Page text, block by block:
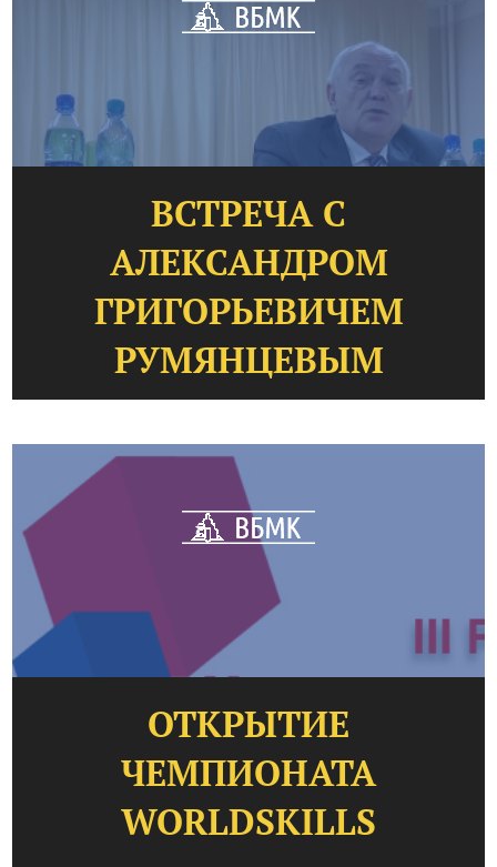
ВСТРЕЧА С
АЛЕКСАНДРОМ
ГРИГОРЬЕВИЧЕМ
РУМЯНЦЕВЫМ
ОТКРЫТИЕ
ЧЕМПИОНАТА
WORLDSKILLS